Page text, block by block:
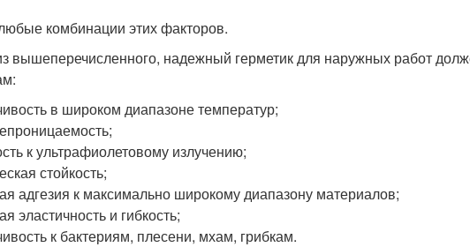
комбинации этих факторов.
вышеперечисленного, надежный герметик для наружных работ
в широком диапазоне температур;
к ультрафиолетовому излучению;
стойкость;
адгезия к максимально широкому диапазону материалов;
эластичность и гибкость;
к бактериям, плесени, мхам, грибкам.